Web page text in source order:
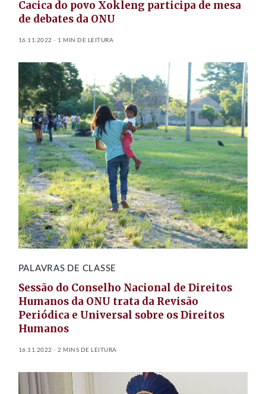
Cacica do povo Xokleng participa de mesa
de debates da ONU
16.11.2022 1 MIN DE LEITURA
PALAVRAS DE CLASSE
Sessão do Conselho Nacional de Direitos
Humanos da ONU trata da Revisão
Periódica e Universal sobre os Direitos
Humanos
16.11.2022 2 MINS DE LEITURA